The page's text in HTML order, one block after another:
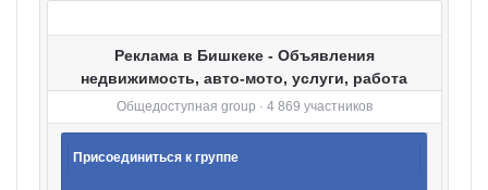
Реклама в Бишкеке - Объявления
недвижимость, авто-мото, услуги, работа
Общедоступная group · 4 869 участников
Присоединиться к группе